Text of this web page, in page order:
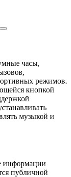
часы,
режимов.
кнопкой
музыкой и
информации
публичной